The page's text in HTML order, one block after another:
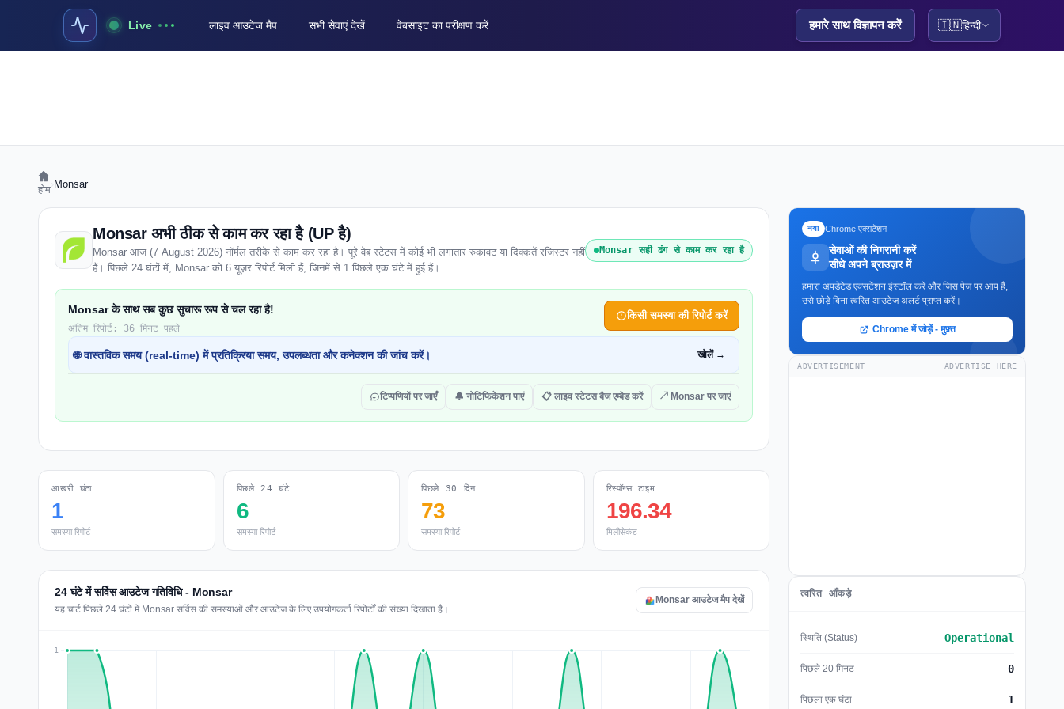
Live लाइव आउटेज मैप सभी सेवाएं देखें वेबसाइट का परीक्षण करें हमारे साथ विज्ञापन करें 🇮🇳हिन्दी
होम Monsar
Monsar अभी ठीक से काम कर रहा है (UP है)
Monsar आज (7 August 2026) नॉर्मल तरीके से काम कर रहा है। पूरे वेब स्टेटस में कोई भी लगातार रुकावट या दिक्कतें रजिस्टर नहीं
हैं। पिछले 24 घंटों में, Monsar को 6 यूज़र रिपोर्ट मिली हैं, जिनमें से 1 पिछले एक घंटे में हुई हैं।
Monsar सही ढंग से काम कर रहा है
Monsar के साथ सब कुछ सुचारू रूप से चल रहा है!
अंतिम रिपोर्ट: 36 मिनट पहले
किसी समस्या की रिपोर्ट करें
🌐 वास्तविक समय (real-time) में प्रतिक्रिया समय, उपलब्धता और कनेक्शन की जांच करें। खोलें →
टिप्पणियों पर जाएँ 🔔 नोटिफिकेशन पाएं 📋 लाइव स्टेटस बैज एम्बेड करें ↗ Monsar पर जाएं
आखरी घंटा
1
समस्या रिपोर्ट
पिछले 24 घंटे
6
समस्या रिपोर्ट
पिछले 30 दिन
73
समस्या रिपोर्ट
रिस्पॉन्स टाइम
196.34
मिलीसेकंड
24 घंटे में सर्विस आउटेज गतिविधि - Monsar
यह चार्ट पिछले 24 घंटों में Monsar सर्विस की समस्याओं और आउटेज के लिए उपयोगकर्ता रिपोर्टों की संख्या दिखाता है।
Monsar आउटेज मैप देखें
नया Chrome एक्सटेंशन
सेवाओं की निगरानी करें
सीधे अपने ब्राउज़र में
हमारा अपडेटेड एक्सटेंशन इंस्टॉल करें और जिस पेज पर आप हैं,
उसे छोड़े बिना त्वरित आउटेज अलर्ट प्राप्त करें।
Chrome में जोड़ें - मुफ़्त
ADVERTISEMENT ADVERTISE HERE
त्वरित आँकड़े
स्थिति (Status) Operational
पिछले 20 मिनट 0
पिछला एक घंटा 1